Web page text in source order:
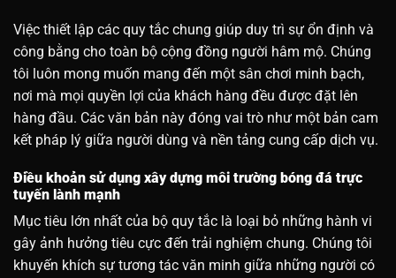
Việc thiết lập các quy tắc chung giúp duy trì sự ổn định và
công bằng cho toàn bộ cộng đồng người hâm mộ. Chúng
tôi luôn mong muốn mang đến một sân chơi minh bạch,
nơi mà mọi quyền lợi của khách hàng đều được đặt lên
hàng đầu. Các văn bản này đóng vai trò như một bản cam
kết pháp lý giữa người dùng và nền tảng cung cấp dịch vụ.
Điều khoản sử dụng xây dựng môi trường bóng đá trực
tuyến lành mạnh
Mục tiêu lớn nhất của bộ quy tắc là loại bỏ những hành vi
gây ảnh hưởng tiêu cực đến trải nghiệm chung. Chúng tôi
khuyến khích sự tương tác văn minh giữa những người có